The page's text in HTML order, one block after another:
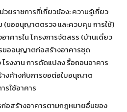
ยราชการที่เกี่ยวข้อง: ความรู้เกี่ยว
(ขออนุญาตตรวจ และควบคุม การใช้)
คารใน โครงการจัดสรร (บ้านเดี่ยว
ขออนุญาตก่อสร้างอาคารชุด
รงงาน การดัดแปลง รื้อถอนอาคาร
างค้างกับการขอต่อใบอนุญาต
รใช้อาคาร
อสร้างอาคารตามกฎหมายอื่นของ